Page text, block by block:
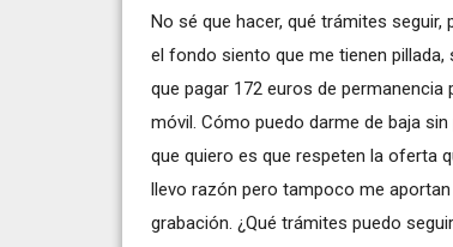
No sé que hacer, qué trámites seguir,
el fondo siento que me tienen
que pagar 172 euros de permanencia
móvil. Cómo puedo darme de baja
que quiero es que respeten la oferta
llevo razón pero tampoco me
grabación. ¿Qué trámites puedo